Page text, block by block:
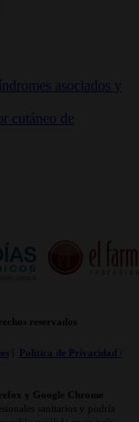
asociados y
cutáneo de
reservados
|
Politica de Privacidad /
y Google Chrome
sanitarios y podría